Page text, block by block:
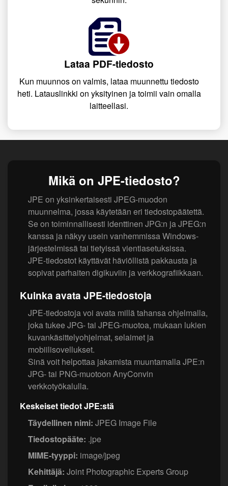
Lataa PDF-tiedosto
Kun muunnos on valmis, lataa muunnettu tiedosto
heti. Latauslinkki on yksityinen ja toimii vain omalla
laitteellasi.
Mikä on JPE-tiedosto?
JPE on yksinkertaisesti JPEG-muodon
muunnelma, jossa käytetään eri tiedostopäätettä.
Se on toiminnallisesti identtinen JPG:n ja JPEG:n
kanssa ja näkyy usein vanhemmissa Windows-
järjestelmissä tai tietyissä vientiasetuksissa.
JPE-tiedostot käyttävät häviöllistä pakkausta ja
sopivat parhaiten digikuviin ja verkkografiikkaan.
Kuinka avata JPE-tiedostoja
JPE-tiedostoja voi avata millä tahansa ohjelmalla,
joka tukee JPG- tai JPEG-muotoa, mukaan lukien
kuvankäsittelyohjelmat, selaimet ja
mobiilisovellukset.
Sinä voit helpottaa jakamista muuntamalla JPE:n
JPG- tai PNG-muotoon AnyConvin
verkkotyökalulla.
Keskeiset tiedot JPE:stä
Täydellinen nimi: JPEG Image File
Tiedostopääte: .jpe
MIME-tyyppi: image/jpeg
Kehittäjä: Joint Photographic Experts Group